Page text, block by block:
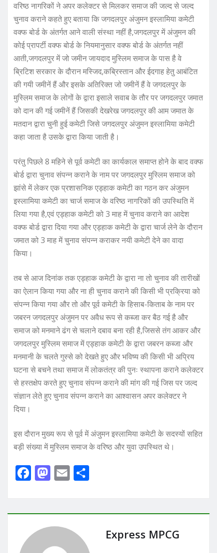
वरिष्ठ नागरिकों ने अपर कलेक्टर से मिलकर समाज की जल्द से जल्द
चुनाव कराने कहते हुए बताया कि जगदलपुर अंजुमन इस्लामिया कमेटी
वक्फ बोर्ड के अंतर्गत आने वाली संस्था नहीं है,जगदलपुर में अंजुमन की
कोई प्रापर्टी वक्फ बोर्ड के नियमानुसार वक्फ बोर्ड के अंतर्गत नहीं
आती,जगदलपुर में जो जमीन जायदाद मुस्लिम समाज के पास है वे
ब्रिटिश सरकार के दौरान मस्जिद,कब्रिस्तान और ईदगाह हेतु आबंटित
की गयी जमीनें हैं और इसके अतिरिक्त जो जमीनें हैं वे जगदलपुर के
मुस्लिम समाज के लोगों के द्वारा इसाले सवाब के तौर पर जगदलपुर जमात
को दान की गई जमीनें हैं जिसकी देखरेख जगदलपुर की आम जमात के
मतदान द्वारा चुनी हुई कमेटी जिसे जगदलपुर अंजुमन इस्लामिया कमेटी
कहा जाता है उसके द्वारा किया जाती है।
परंतु पिछले 8 महिने से पूर्व कमेटी का कार्यकाल समाप्त होने के बाद वक्फ
बोर्ड द्वारा चुनाव संपन्न कराने के नाम पर जगदलपुर मुस्लिम समाज को
झांसे में लेकर एक प्रशासनिक एड्हाक कमेटी का गठन कर अंजुमन
इस्लामिया कमेटी का चार्ज समाज के वरिष्ठ नागरिकों की उपस्थिति में
लिया गया है,एवं एड्हाक कमेटी को 3 माह में चुनाव कराने का आदेश
वक्फ बोर्ड द्वारा दिया गया और एड्हाक कमेटी के द्वारा चार्ज लेने के दौरान
जमात को 3 माह में चुनाव संपन्न कराकर नयी कमेटी देने का वादा
किया।
तब से आज दिनांक तक एड्हाक कमेटी के द्वारा ना तो चुनाव की तारीखों
का ऐलान किया गया और ना ही चुनाव कराने की किसी भी प्रक्रिया को
संपन्न किया गया और तो और पूर्व कमेटी के हिसाब-किताब के नाम पर
जबरन जगदलपुर अंजुमन पर अवैध रूप से कब्जा कर बैठ गई है और
समाज को मनमाने ढंग से चलाने दबाव बना रही है,जिससे तंग आकर और
जगदलपुर मुस्लिम समाज में एड्हाक कमेटी के द्वारा जबरन कब्जा और
मनमानी के चलते गुस्से को देखते हुए और भविष्य की किसी भी अप्रिय
घटना से बचने तथा समाज में लोकतंत्र की पुनः स्थापना कराने कलेक्टर
से हस्तक्षेप करते हुए चुनाव संपन्न कराने की मांग की गई जिस पर जल्द
संज्ञान लेते हुए चुनाव संपन्न कराने का आश्वासन अपर कलेक्टर ने
दिया।
इस दौरान मुख्य रूप से पूर्व में अंजुमन इस्लामिया कमेटी के सदस्यों सहित
बड़ी संख्या में मुस्लिम समाज के वरिष्ठ और युवा उपस्थित थे।
F
e
b
M
o
E
l e
Express MPCG